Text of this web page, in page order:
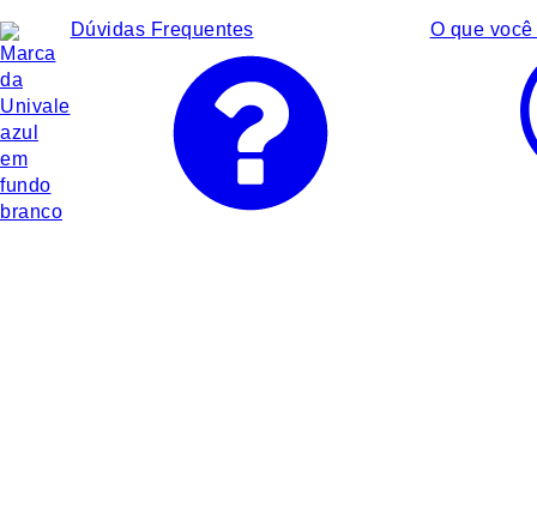
Dúvidas Frequentes O que